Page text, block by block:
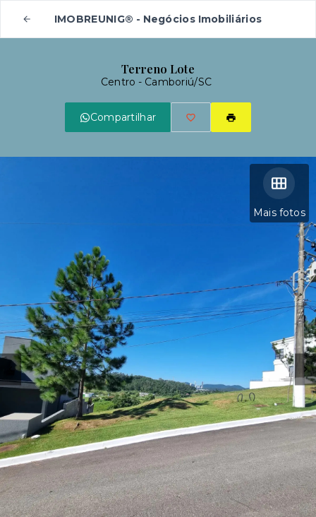
IMOBREUNIG® - Negócios Imobiliários
Terreno Lote
Centro - Camboriú/SC
Compartilhar
Mais fotos